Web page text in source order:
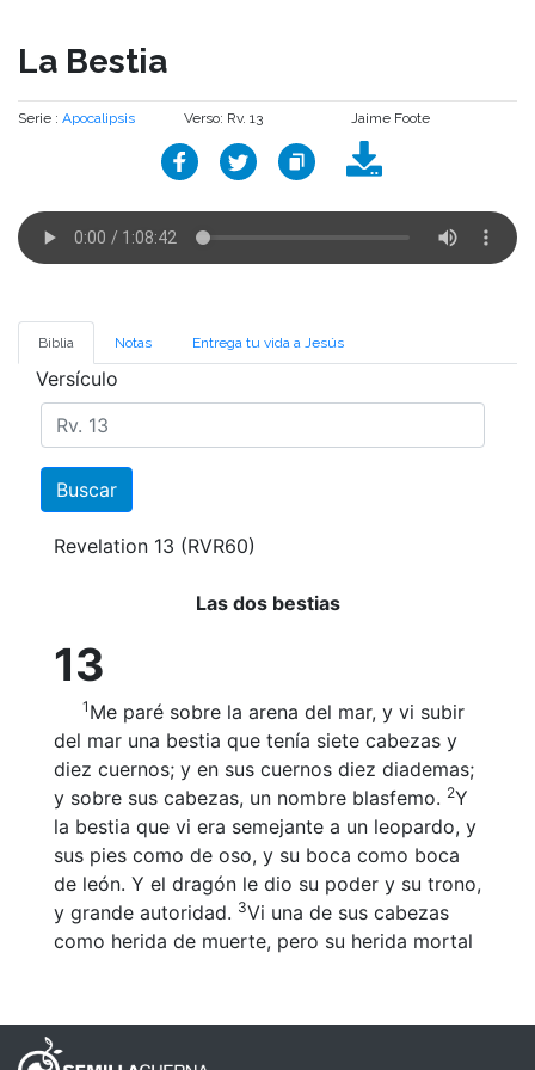
La Bestia
Serie : Apocalipsis Verso: Rv. 13 Jaime Foote
Biblia Notas Entrega tu vida a Jesús